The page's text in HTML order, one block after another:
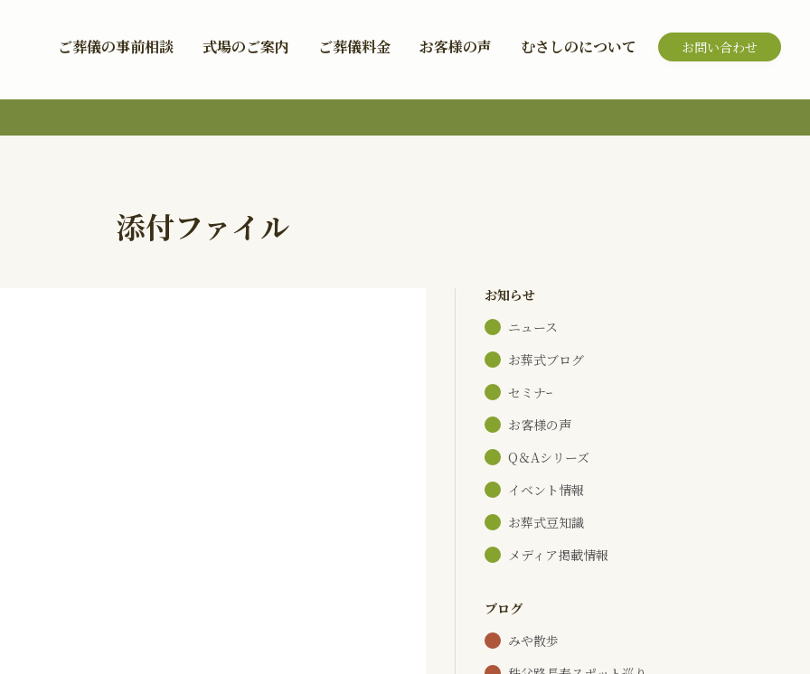
ご葬儀の事前相談 式場のご案内 ご葬儀料金 お客様の声 むさしのについて お問い合わせ
添付ファイル
お知らせ
ニュース
お葬式ブログ
セミナｰ
お客様の声
Q＆Aシリーズ
イベント情報
お葬式豆知識
メディア掲載情報
ブログ
みや散歩